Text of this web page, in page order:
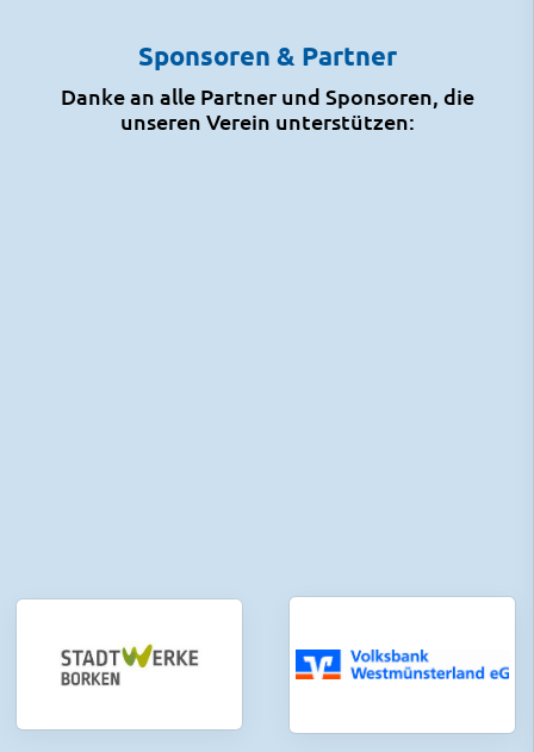
Sponsoren & Partner
Danke an alle Partner und Sponsoren, die
unseren Verein unterstützen: